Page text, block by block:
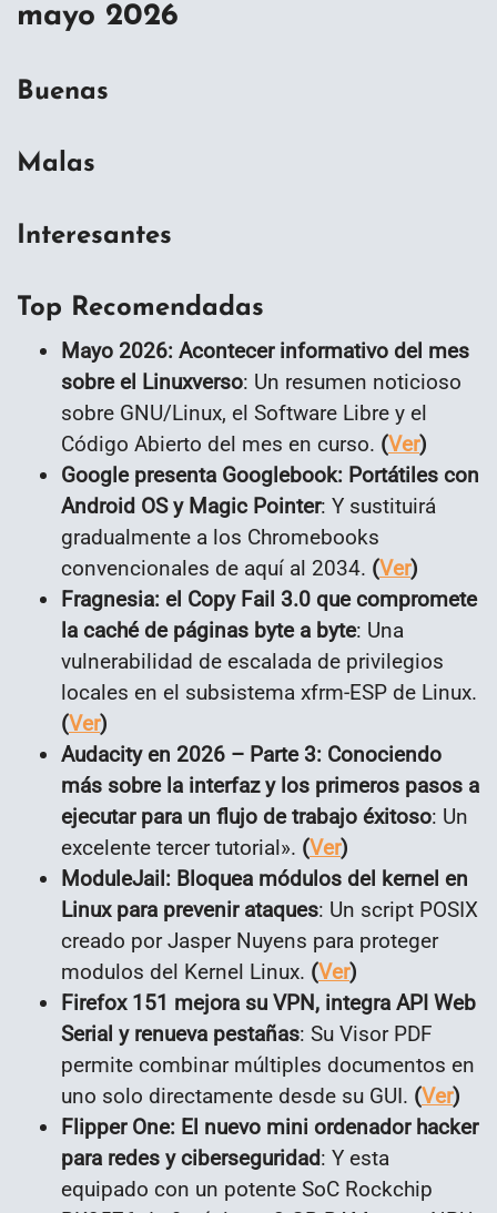
mayo 2026
Buenas
Malas
Interesantes
Top Recomendadas
Mayo 2026: Acontecer informativo del mes
sobre el Linuxverso: Un resumen noticioso
sobre GNU/Linux, el Software Libre y el
Código Abierto del mes en curso. (Ver)
Google presenta Googlebook: Portátiles con
Android OS y Magic Pointer: Y sustituirá
gradualmente a los Chromebooks
convencionales de aquí al 2034. (Ver)
Fragnesia: el Copy Fail 3.0 que compromete
la caché de páginas byte a byte: Una
vulnerabilidad de escalada de privilegios
locales en el subsistema xfrm-ESP de Linux.
(Ver)
Audacity en 2026 – Parte 3: Conociendo
más sobre la interfaz y los primeros pasos a
ejecutar para un flujo de trabajo éxitoso: Un
excelente tercer tutorial». (Ver)
ModuleJail: Bloquea módulos del kernel en
Linux para prevenir ataques: Un script POSIX
creado por Jasper Nuyens para proteger
modulos del Kernel Linux. (Ver)
Firefox 151 mejora su VPN, integra API Web
Serial y renueva pestañas: Su Visor PDF
permite combinar múltiples documentos en
uno solo directamente desde su GUI. (Ver)
Flipper One: El nuevo mini ordenador hacker
para redes y ciberseguridad: Y esta
equipado con un potente SoC Rockchip